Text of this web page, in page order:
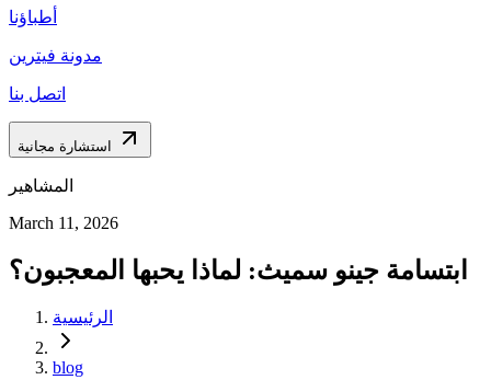
أطباؤنا
مدونة فيترين
اتصل بنا
استشارة مجانية
المشاهير
March 11, 2026
ابتسامة جينو سميث: لماذا يحبها المعجبون؟
الرئيسية
blog